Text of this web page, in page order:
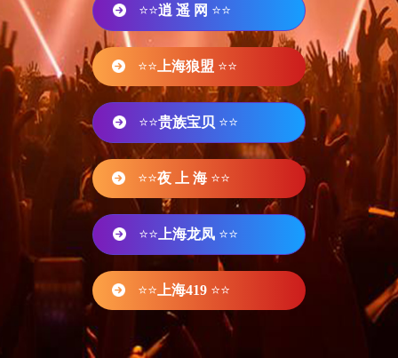
⭐⭐逍 遥 网 ⭐⭐
⭐⭐ 上海狼盟 ⭐⭐
⭐⭐贵族宝贝 ⭐⭐
⭐⭐夜 上 海 ⭐⭐
⭐⭐ 上海龙凤 ⭐⭐
⭐⭐ 上海419 ⭐⭐